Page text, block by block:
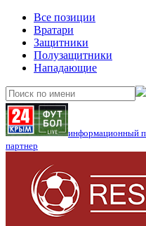
Все позиции
Вратари
Защитники
Полузащитники
Нападающие
информационный
партнер